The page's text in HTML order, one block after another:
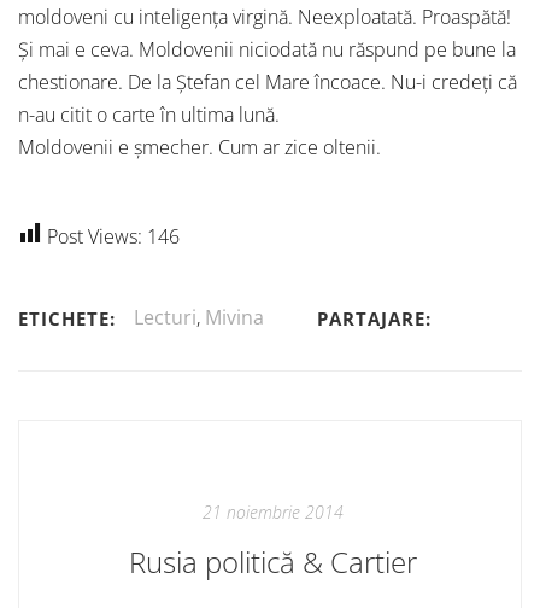
moldoveni cu inteligența virgină. Neexploatată. Proaspătă!
Și mai e ceva. Moldovenii niciodată nu răspund pe bune la
chestionare. De la Ștefan cel Mare încoace. Nu-i credeți că
n-au citit o carte în ultima lună.
Moldovenii e șmecher. Cum ar zice oltenii.
Post Views: 146
ETICHETE: Lecturi, Mivina PARTAJARE:
21 noiembrie 2014
Rusia politică & Cartier